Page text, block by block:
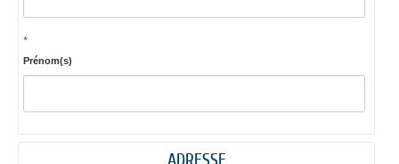
*
Prénom(s)
ADRESSE